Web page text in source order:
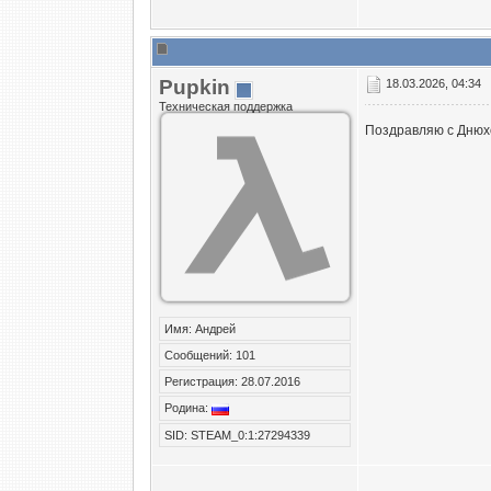
Puрkin
Техническая поддержка
Имя: Андрей
Сообщений: 101
Регистрация: 28.07.2016
Родина:
SID: STEAM_0:1:27294339
18.03.2026, 04:34
Поздравляю с